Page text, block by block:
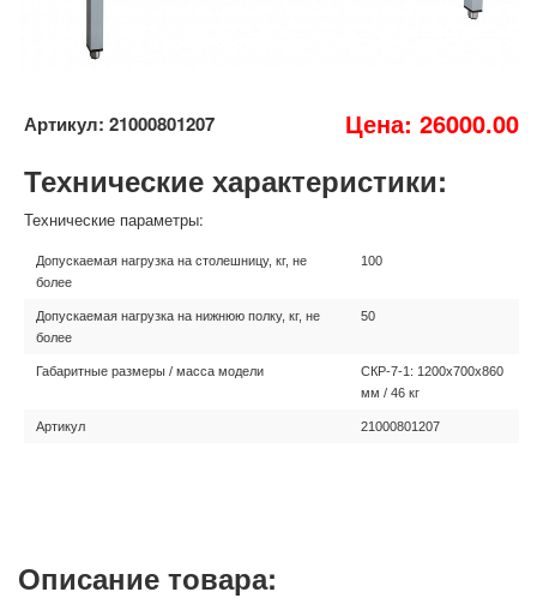
Артикул: 21000801207 Цена: 26000.00
Технические характеристики:
Технические параметры:
Допускаемая нагрузка на столешницу, кг, не
более
100
Допускаемая нагрузка на нижнюю полку, кг, не
более
50
Габаритные размеры / масса модели
СКР-7-1: 1200х700х860
мм / 46 кг
Артикул 21000801207
Описание товара: